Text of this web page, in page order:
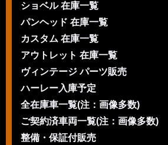
ショベル 在庫一覧
パンヘッド 在庫一覧
カスタム 在庫一覧
アウトレット 在庫一覧
ヴィンテージ パーツ販売
ハーレー入庫予定
全在庫車一覧(注：画像多数)
ご契約済車両一覧(注：画像多数)
整備・保証付販売